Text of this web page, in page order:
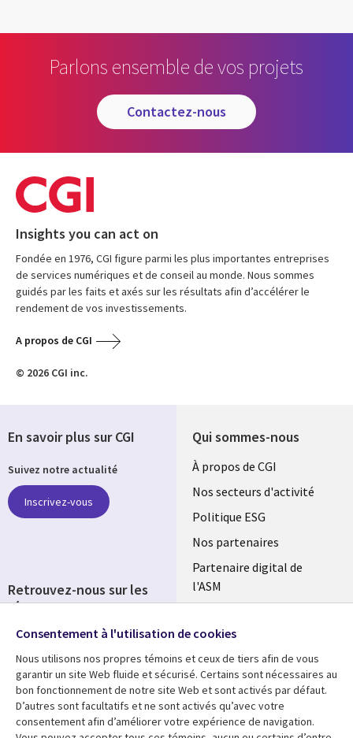
Parlons ensemble de vos projets
contactez-nous
Insights you can act on
Fondée en 1976, CGI figure parmi les plus importantes entreprises
de services numériques et de conseil au monde. Nous sommes
guidés par les faits et axés sur les résultats afin d’accélérer le
rendement de vos investissements.
A propos de CGI
© 2026 CGI inc.
Qui sommes-nous
Useful
links
FRANCE
À propos de CGI
Nos secteurs d'activité
Politique ESG
Nos partenaires
Partenaire digital de
l'ASM
Fusions
Ressources
Articles
Support
Accessibilité
En savoir plus sur CGI
Suivez notre actualité
Inscrivez-vous
Retrouvez-nous sur les
réseaux
Social
Media
FRANCE
Consentement à l'utilisation de cookies
Nous utilisons nos propres témoins et ceux de tiers afin de vous
garantir un site Web fluide et sécurisé. Certains sont nécessaires au
bon fonctionnement de notre site Web et sont activés par défaut.
D’autres sont facultatifs et ne sont activés qu’avec votre
consentement afin d’améliorer votre expérience de navigation.